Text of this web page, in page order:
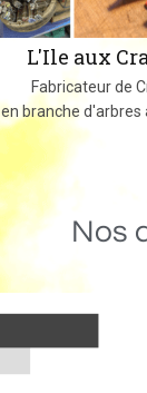
L'Ile aux
Fabricateur de
en branche d'arbres
Nos